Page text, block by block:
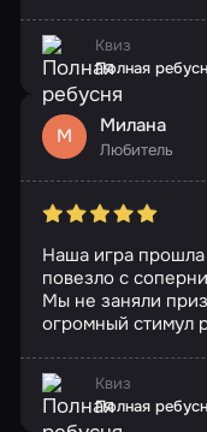
Квиз
Полная
М Милана
Любитель
Наша игра
повезло с
Мы не заняли
огромный стимул
Квиз
Полная